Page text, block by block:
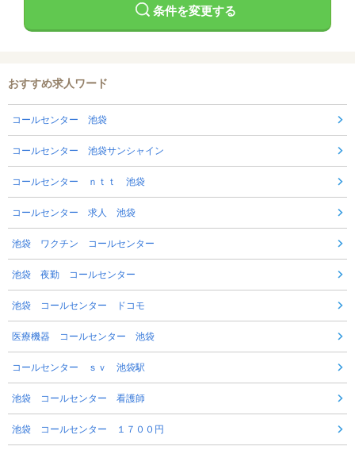
条件を変更する
おすすめ求人ワード
コールセンター 池袋
コールセンター 池袋サンシャイン
コールセンター ｎｔｔ 池袋
コールセンター 求人 池袋
池袋 ワクチン コールセンター
池袋 夜勤 コールセンター
池袋 コールセンター ドコモ
医療機器 コールセンター 池袋
コールセンター ｓｖ 池袋駅
池袋 コールセンター 看護師
池袋 コールセンター １７００円